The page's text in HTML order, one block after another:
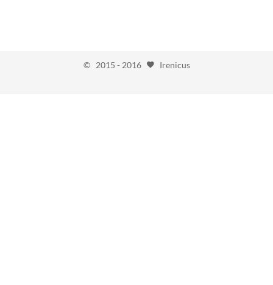
© 2015 - 2016 Irenicus